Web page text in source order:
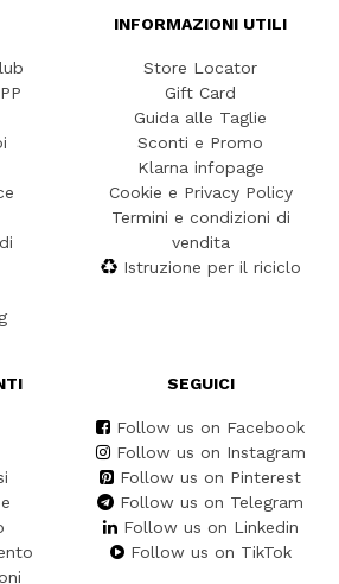
INFORMAZIONI UTILI
Store Locator
Gift Card
Guida alle Taglie
Sconti e Promo
Klarna infopage
Cookie e Privacy Policy
Termini e condizioni di
vendita
Istruzione per il riciclo
SEGUICI
Follow us on Facebook
Follow us on Instagram
Follow us on Pinterest
Follow us on Telegram
Follow us on Linkedin
Follow us on TikTok